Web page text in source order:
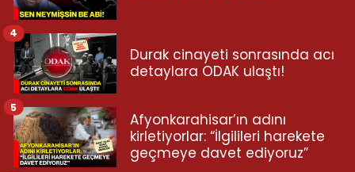
Durak cinayeti sonrasında acı
detaylara ODAK ulaştı!
4
Afyonkarahisar’ın adını
kirletiyorlar: “İlgilileri harekete
geçmeye davet ediyoruz”
5